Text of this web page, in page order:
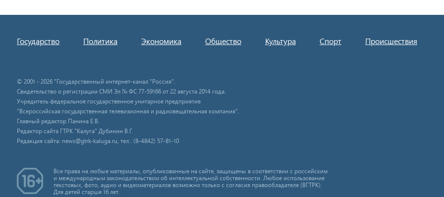
Государство Политика Экономика Общество Культура Спорт Происшествия
© 2001 - 2026 "Государственный интернет-канал "Россия".
Свидетельство о регистрации СМИ Эл № ФС 77-59166 от 22 августа 2014 года.
Учредитель федеральное государственное унитарное предприятие
"Всероссийская государственная телевизионная и радиовещательная компания".
Главный редактор Панина Е.В.
Редактор сайта ГТРК "Калуга" Дубинин В.Г.
Редакция сайта: news@gtrk-kaluga.ru, тел.: (8-4842) 57-81-10
Все права на любые материалы, опубликованные на сайте, защищены в соответствии с российским
и международным законодательством об интеллектуальной собственности. Любое использование
текстовых, фото, аудио и видеоматериалов возможно только с согласия правообладателя (ВГТРК).
Для детей старше 16 лет.